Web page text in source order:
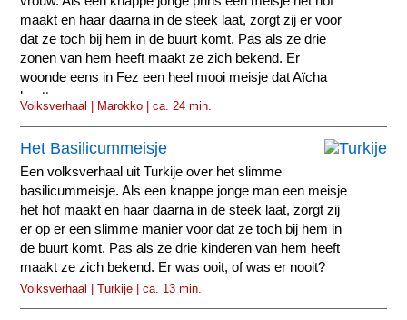
maakt en haar daarna in de steek laat, zorgt zij er voor
dat ze toch bij hem in de buurt komt. Pas als ze drie
zonen van hem heeft maakt ze zich bekend. Er
woonde eens in Fez een heel mooi meisje dat Aïcha
heette.
Volksverhaal | Marokko | ca. 24 min.
Het Basilicummeisje
Een volksverhaal uit Turkije over het slimme
basilicummeisje. Als een knappe jonge man een meisje
het hof maakt en haar daarna in de steek laat, zorgt zij
er op er een slimme manier voor dat ze toch bij hem in
de buurt komt. Pas als ze drie kinderen van hem heeft
maakt ze zich bekend. Er was ooit, of was er nooit?
Volksverhaal | Turkije | ca. 13 min.